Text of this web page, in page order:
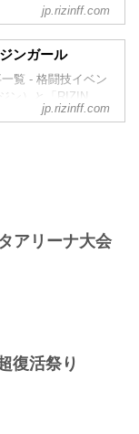
ガール2022を、み
ンバー紹介
格者2名に加え、審査
枠を含めた計12名
」として活躍する
9月19日（土）にさ
ーナで開催される
のリングだ！リ
ンバーが決定！熾
8月9日/10日にぴあ
される
ングを華麗に彩る
援しよう！
ることが出来て嬉
jp.rizinff.com
ンガール
覧 - 格闘技イベン
ン）と「RIZIN
」（ライジン
jp.rizinff.com
アリーナ大会
復活祭り